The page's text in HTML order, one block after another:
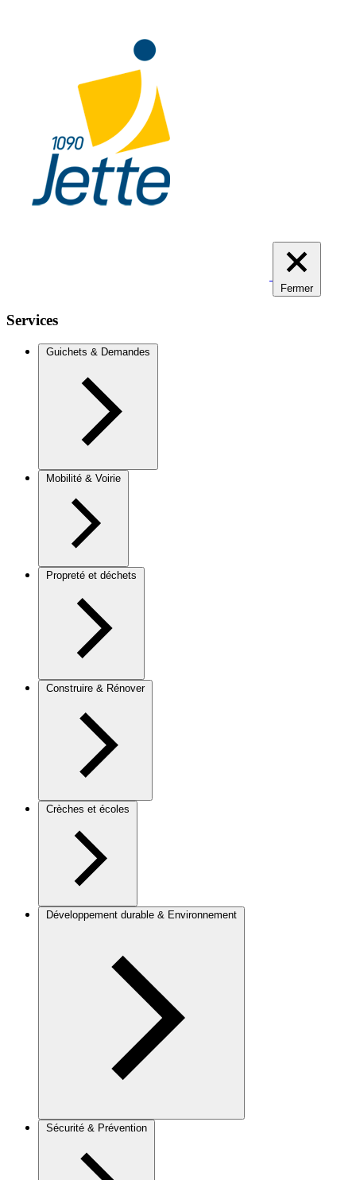
Fermer
Services
Guichets & Demandes
Mobilité & Voirie
Propreté et déchets
Construire & Rénover
Crèches et écoles
Développement durable & Environnement
Sécurité & Prévention